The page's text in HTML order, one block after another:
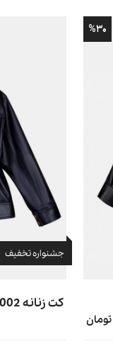
%۳۰
جشنواره تخفیف
کت زنانه 0002